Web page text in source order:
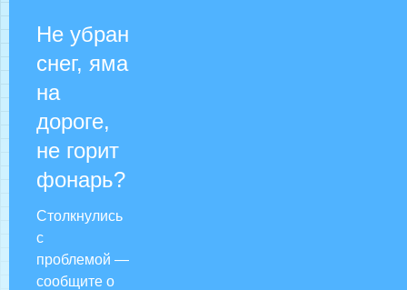
Не убран
снег, яма
на
дороге,
не горит
фонарь?
Столкнулись
с
проблемой —
сообщите о